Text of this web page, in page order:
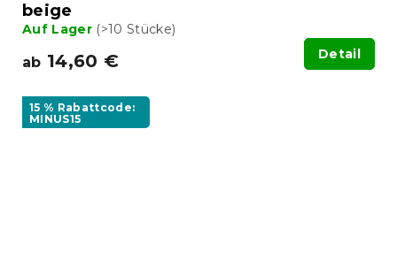
beige
Auf Lager (>10 Stücke)
ab 14,60 € Detail
15 % Rabattcode:
MINUS15